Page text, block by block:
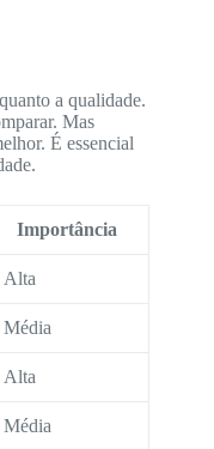
a qualidade.
Mas
É essencial
Importância
Alta
Média
Alta
Média